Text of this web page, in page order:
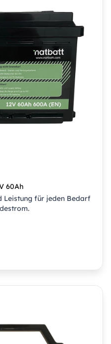
60Ah
Leistung für jeden Bedarf